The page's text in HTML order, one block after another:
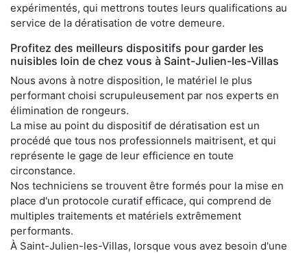
expérimentés, qui mettrons toutes leurs qualifications au
service de la dératisation de votre demeure.
Profitez des meilleurs dispositifs pour garder les
nuisibles loin de chez vous à Saint-Julien-les-Villas
Nous avons à notre disposition, le matériel le plus
performant choisi scrupuleusement par nos experts en
élimination de rongeurs.
La mise au point du dispositif de dératisation est un
procédé que tous nos professionnels maitrisent, et qui
représente le gage de leur efficience en toute
circonstance.
Nos techniciens se trouvent être formés pour la mise en
place d'un protocole curatif efficace, qui comprend de
multiples traitements et matériels extrêmement
performants.
À Saint-Julien-les-Villas, lorsque vous avez besoin d'une